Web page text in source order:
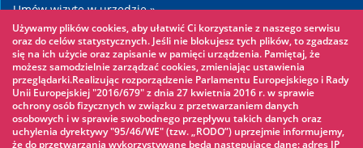
Umów wizytę w urzędzie »
Drogi »
Warto zobaczyć
Park linowy »
Park Wodny »
Używamy plików cookies, aby ułatwić Ci korzystanie z naszego serwisu
oraz do celów statystycznych. Jeśli nie blokujesz tych plików, to zgadzasz
się na ich użycie oraz zapisanie w pamięci urządzenia. Pamiętaj, że
możesz samodzielnie zarządzać cookies, zmieniając ustawienia
przeglądarki.Realizując rozporządzenie Parlamentu Europejskiego i Rady
Unii Europejskiej "2016/679" z dnia 27 kwietnia 2016 r. w sprawie
ochrony osób fizycznych w związku z przetwarzaniem danych
osobowych i w sprawie swobodnego przepływu takich danych oraz
uchylenia dyrektywy "95/46/WE" (tzw. „RODO”) uprzejmie informujemy,
że do przetwarzania wykorzystywane będą następujące dane: adres IP